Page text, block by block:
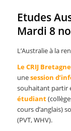
Etudes
Mardi 8
L’Australie à la
Le CRIJ
unesession
souhaitant partir
étudiant
cours d’anglais)
(PVT, WHV).